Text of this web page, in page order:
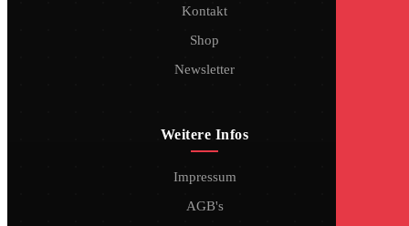
Kontakt
Shop
Newsletter
Weitere Infos
Impressum
AGB's